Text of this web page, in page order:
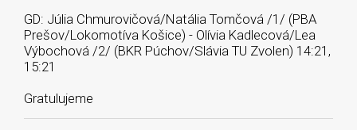
GD: Júlia Chmurovičová/Natália Tomčová /1/ (PBA
Prešov/Lokomotíva Košice) - Olívia Kadlecová/Lea
Výbochová /2/ (BKR Púchov/Slávia TU Zvolen) 14:21,
15:21
Gratulujeme